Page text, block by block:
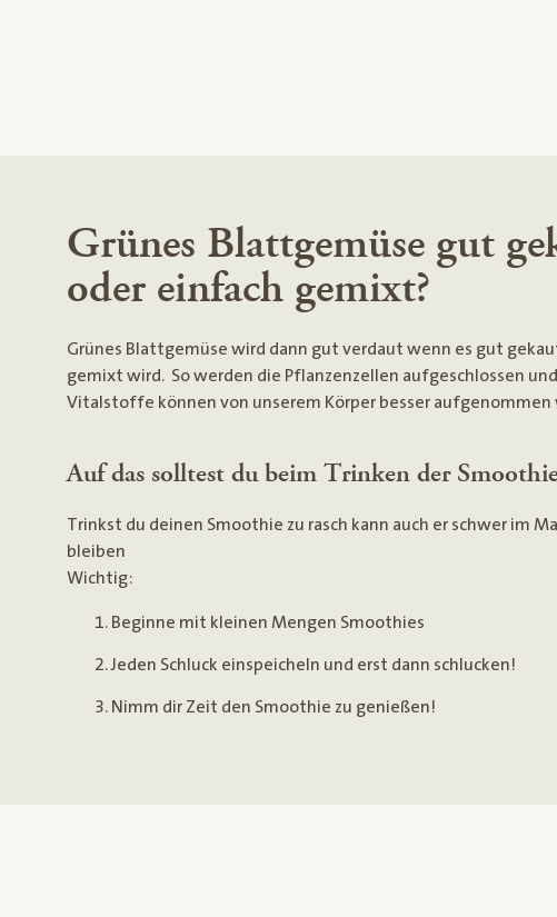
Grünes Blattgemüse gut
oder einfach gemixt?
Grünes Blattgemüse wird dann gut verdaut wenn es gut
gemixt wird. So werden die Pflanzenzellen aufgeschlossen
Vitalstoffe können von unserem Körper besser aufgenommen
Auf das solltest du beim Trinken der
Trinkst du deinen Smoothie zu rasch kann auch er schwer im
bleiben
Wichtig:
Beginne mit kleinen Mengen Smoothies
Jeden Schluck einspeicheln und erst dann schlucken!
Nimm dir Zeit den Smoothie zu genießen!